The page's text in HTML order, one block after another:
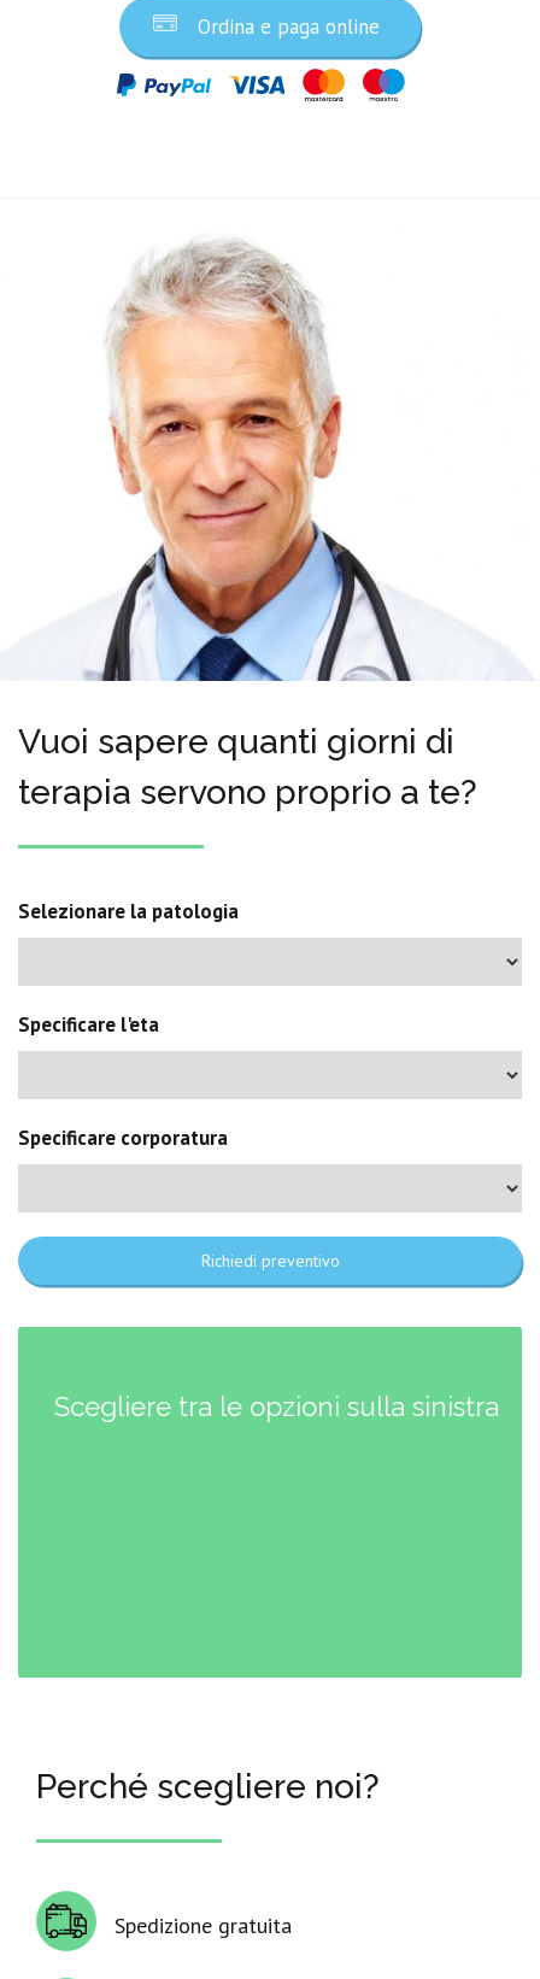
Ordina e paga online
Vuoi sapere quanti giorni di
terapia servono proprio a te?
Selezionare la patologia
Specificare l'eta
Specificare corporatura
Richiedi preventivo
Scegliere tra le opzioni sulla sinistra
Perché scegliere noi?
Spedizione gratuita